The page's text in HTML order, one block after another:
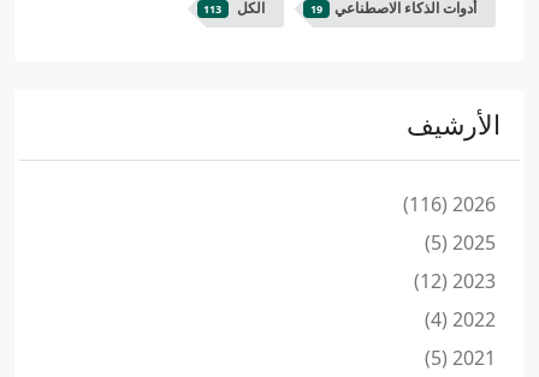
أدوات الذكاء الاصطناعي 19 الكل 113
الأرشيف
2026 (116)
2025 (5)
2023 (12)
2022 (4)
2021 (5)